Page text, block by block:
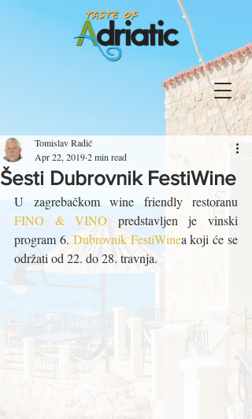
Šesti Dubrovnik FestiWine
Tomislav Radić
Apr 22, 20192 min read
FINO & VINO predstavljen je vinski
program 6. Dubrovnik FestiWinea koji će se
održati od 22. do 28. travnja.